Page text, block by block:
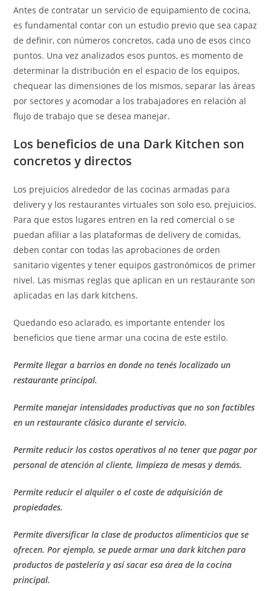
Antes de contratar un servicio de equipamiento de cocina,
es fundamental contar con un estudio previo que sea capaz
de definir, con números concretos, cada uno de esos cinco
puntos. Una vez analizados esos puntos, es momento de
determinar la distribución en el espacio de los equipos,
chequear las dimensiones de los mismos, separar las áreas
por sectores y acomodar a los trabajadores en relación al
flujo de trabajo que se desea manejar.
Los beneficios de una Dark Kitchen son
concretos y directos
Los prejuicios alrededor de las cocinas armadas para
delivery y los restaurantes virtuales son solo eso, prejuicios.
Para que estos lugares entren en la red comercial o se
puedan afiliar a las plataformas de delivery de comidas,
deben contar con todas las aprobaciones de orden
sanitario vigentes y tener equipos gastronómicos de primer
nivel. Las mismas reglas que aplican en un restaurante son
aplicadas en las dark kitchens.
Quedando eso aclarado, es importante entender los
beneficios que tiene armar una cocina de este estilo.
Permite llegar a barrios en donde no tenés localizado un
restaurante principal.
Permite manejar intensidades productivas que no son factibles
en un restaurante clásico durante el servicio.
Permite reducir los costos operativos al no tener que pagar por
personal de atención al cliente, limpieza de mesas y demás.
Permite reducir el alquiler o el coste de adquisición de
propiedades.
Permite diversificar la clase de productos alimenticios que se
ofrecen. Por ejemplo, se puede armar una dark kitchen para
productos de pastelería y así sacar esa área de la cocina
principal.